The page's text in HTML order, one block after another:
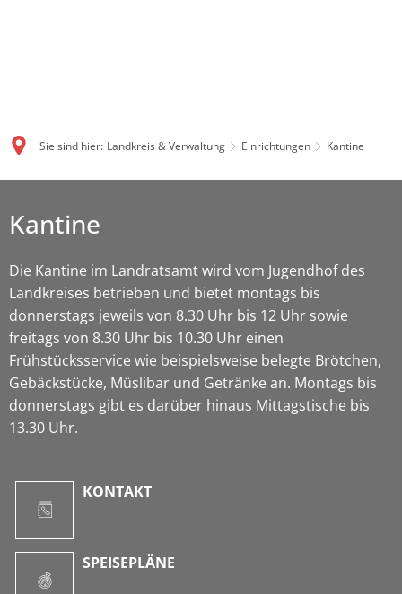
Sie sind hier: Landkreis & Verwaltung Einrichtungen Kantine
Kantine
Die Kantine im Landratsamt wird vom Jugendhof des
Landkreises betrieben und bietet montags bis
donnerstags jeweils von 8.30 Uhr bis 12 Uhr sowie
freitags von 8.30 Uhr bis 10.30 Uhr einen
Frühstücksservice wie beispielsweise belegte Brötchen,
Gebäckstücke, Müslibar und Getränke an. Montags bis
donnerstags gibt es darüber hinaus Mittagstische bis
13.30 Uhr.
KONTAKT
SPEISEPLÄNE